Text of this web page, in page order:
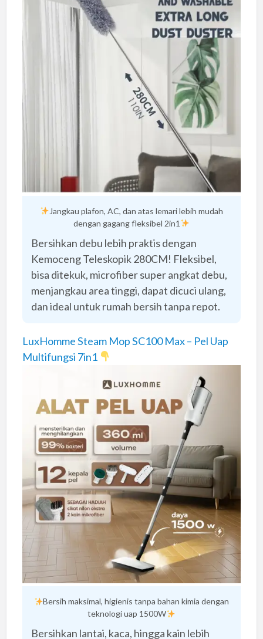
Jangkau plafon, AC, dan atas lemari lebih mudah
dengan gagang fleksibel 2in1
Bersihkan debu lebih praktis dengan
Kemoceng Teleskopik 280CM! Fleksibel,
bisa ditekuk, microfiber super angkat debu,
menjangkau area tinggi, dapat dicuci ulang,
dan ideal untuk rumah bersih tanpa repot.
LuxHomme Steam Mop SC100 Max – Pel Uap
Multifungsi 7in1
Bersih maksimal, higienis tanpa bahan kimia dengan
teknologi uap 1500W
Bersihkan lantai, kaca, hingga kain lebih